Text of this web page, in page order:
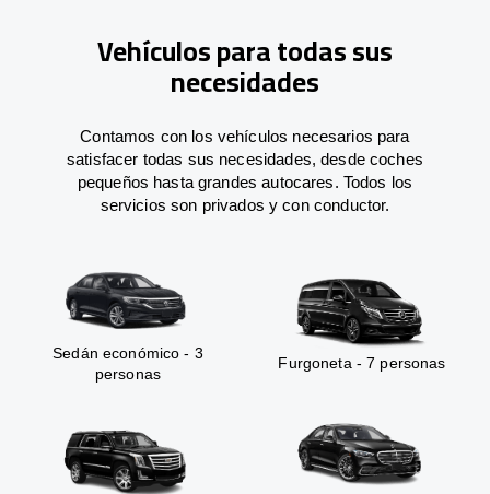
Vehículos para todas sus
necesidades
Contamos con los vehículos necesarios para
satisfacer todas sus necesidades, desde coches
pequeños hasta grandes autocares. Todos los
servicios son privados y con conductor.
Sedán económico - 3
personas
Furgoneta - 7 personas